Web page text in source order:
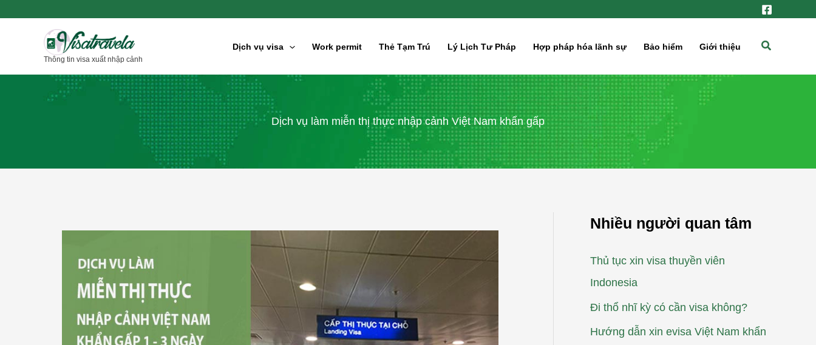
Thông tin visa xuất nhập cảnh
Dịch vụ visa Work permit Thẻ Tạm Trú Lý Lịch Tư Pháp Hợp pháp hóa lãnh sự Bảo hiểm Giới thiệu
Tìm
Dịch vụ làm miễn thị thực nhập cảnh Việt Nam khẩn gấp
Nhiều người quan tâm
Thủ tục xin visa thuyền viên
Indonesia
Đi thổ nhĩ kỳ có cần visa không?
Hướng dẫn xin evisa Việt Nam khẩn